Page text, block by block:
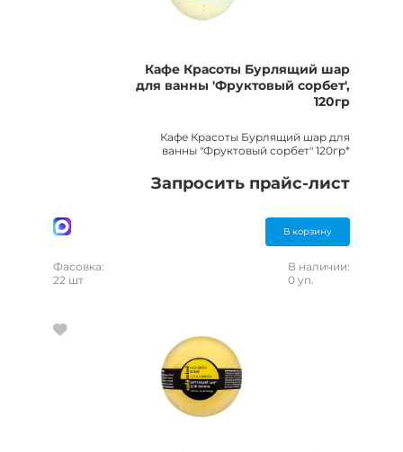
Кафе Красоты Бурлящий шар
для ванны 'Фруктовый сорбет',
120гр
Кафе Красоты Бурлящий шар для
ванны "Фруктовый сорбет" 120гр*
Запросить прайс-лист
В корзину
Фасовка:
22 шт
В наличии:
0 уп.